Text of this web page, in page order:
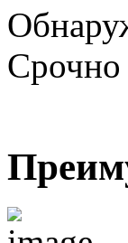
Срочно